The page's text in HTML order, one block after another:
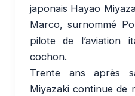
japonais Hayao
Marco, surnommé
pilote de l’aviation
cochon.
Trente ans après
Miyazaki continue de